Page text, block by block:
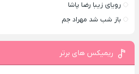
رویای زیبا رضا پاشا
باز شب شد مهراد جم
ریمیکس های برتر